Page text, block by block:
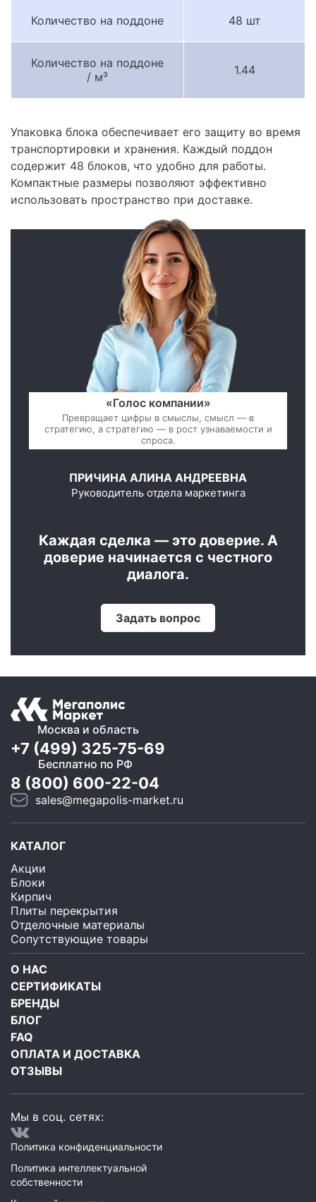
Количество на поддоне 48 шт
Количество на поддоне
/ м³
1.44
Упаковка блока обеспечивает его защиту во время
транспортировки и хранения. Каждый поддон
содержит 48 блоков, что удобно для работы.
Компактные размеры позволяют эффективно
использовать пространство при доставке.
«Голос компании»
Превращает цифры в смыслы, смысл — в
стратегию, а стратегию — в рост узнаваемости и
спроса.
ПРИЧИНА АЛИНА АНДРЕЕВНА
Руководитель отдела маркетинга
Каждая сделка — это доверие. А
доверие начинается с честного
диалога.
Задать вопрос
Москва и область
+7 (499) 325-75-69
Бесплатно по РФ
8 (800) 600-22-04
sales@megapolis-market.ru
КАТАЛОГ
Акции
Блоки
Кирпич
Плиты перекрытия
Отделочные материалы
Сопутствующие товары
О НАС
СЕРТИФИКАТЫ
БРЕНДЫ
БЛОГ
FAQ
ОПЛАТА И ДОСТАВКА
ОТЗЫВЫ
Мы в соц. сетях:
Политика конфиденциальности
Политика интеллектуальной
собственности